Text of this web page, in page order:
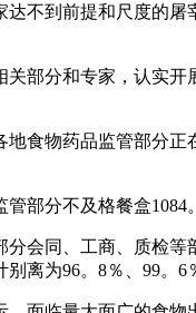
到前提和尺度的屠
分和专家，认实开
物药品监管部分正
分不及格餐盒1084
同、工商、质检等
离为96。8％、99。